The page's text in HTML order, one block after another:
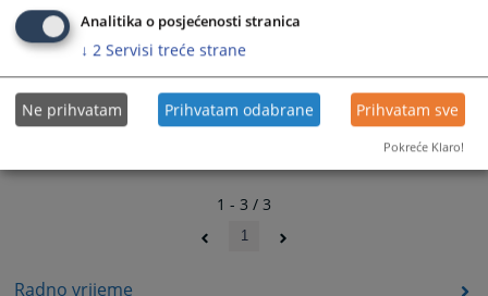
Radno vrijeme
1 - 3 / 3
1
Analitika o posjećenosti stranica
↓ 2 Servisi treće strane
Ne prihvatam Prihvatam odabrane Prihvatam sve
Pokreće Klaro!